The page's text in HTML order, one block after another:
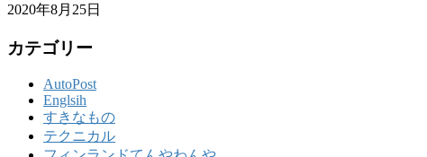
2020年8月25日
カテゴリー
AutoPost
Englsih
すきなもの
テクニカル